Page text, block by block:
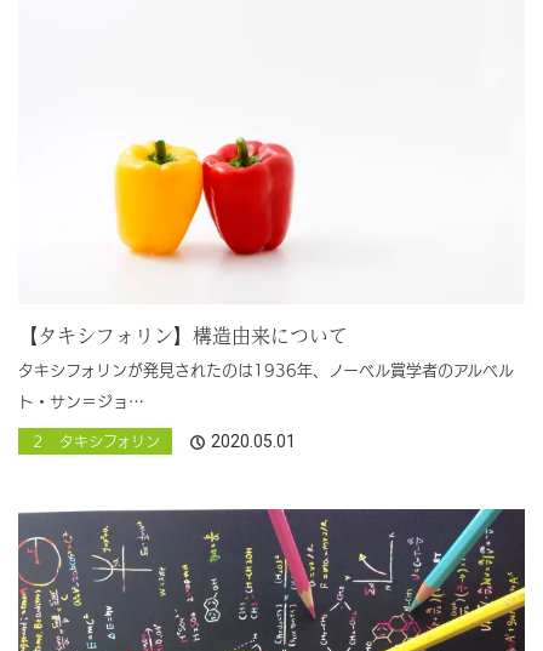
【タキシフォリン】構造由来について
タキシフォリンが発見されたのは1936年、ノーベル賞学者のアルベル
ト・サン＝ジョ…
２ タキシフォリン 2020.05.01